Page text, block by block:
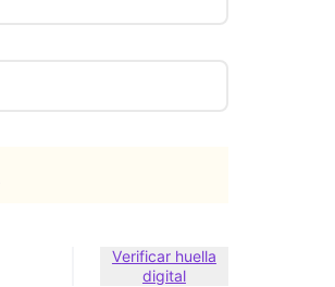
Verificar huella
digital